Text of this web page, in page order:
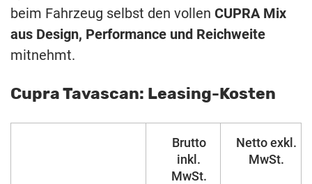
beim Fahrzeug selbst den vollen CUPRA Mix
aus Design, Performance und Reichweite
mitnehmt.
Cupra Tavascan: Leasing-Kosten
Brutto
inkl.
MwSt.
Netto exkl.
MwSt.